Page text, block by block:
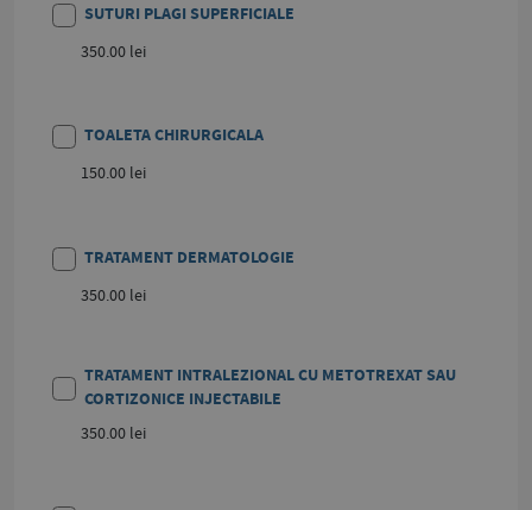
SUTURI PLAGI SUPERFICIALE
350.00 lei
TOALETA CHIRURGICALA
150.00 lei
TRATAMENT DERMATOLOGIE
350.00 lei
TRATAMENT INTRALEZIONAL CU METOTREXAT SAU
CORTIZONICE INJECTABILE
350.00 lei